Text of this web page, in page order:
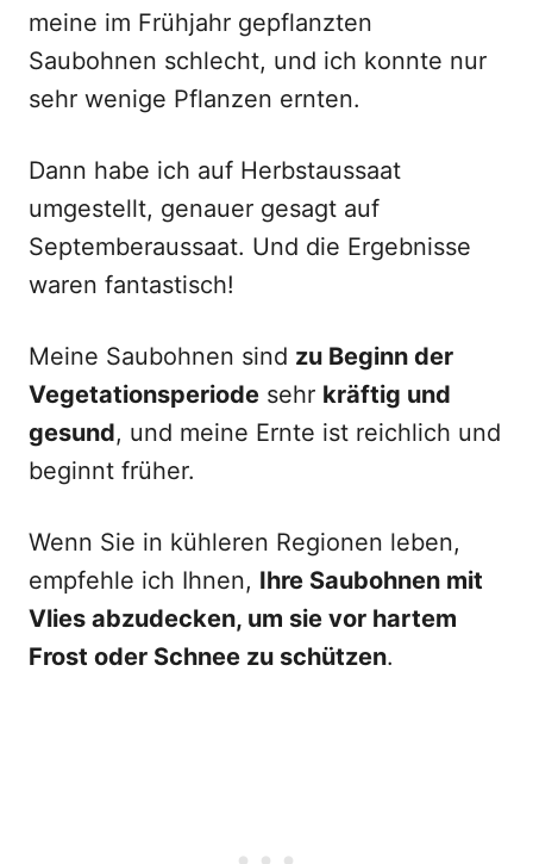
meine im Frühjahr gepflanzten
Saubohnen schlecht, und ich konnte nur
sehr wenige Pflanzen ernten.
Dann habe ich auf Herbstaussaat
umgestellt, genauer gesagt auf
Septemberaussaat. Und die Ergebnisse
waren fantastisch!
Meine Saubohnen sind zu Beginn der
Vegetationsperiode sehr kräftig und
gesund, und meine Ernte ist reichlich und
beginnt früher.
Wenn Sie in kühleren Regionen leben,
empfehle ich Ihnen, Ihre Saubohnen mit
Vlies abzudecken, um sie vor hartem
Frost oder Schnee zu schützen.